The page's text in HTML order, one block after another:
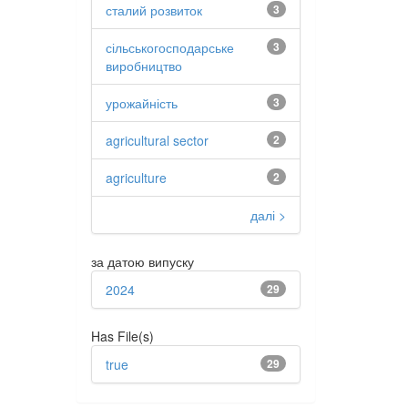
3
сталий розвиток
3
сільськогосподарське
виробництво
3
урожайність
2
agricultural sector
2
agriculture
далі >
за датою випуску
29
2024
Has File(s)
29
true